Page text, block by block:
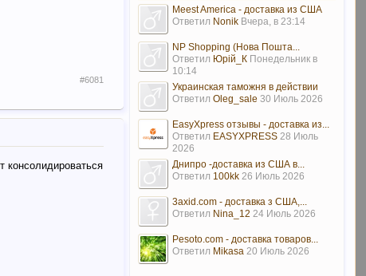
#6081
консолидироваться
Meest America - доставка из США
Ответил Nonik Вчера, в 23:14
NP Shopping (Нова Пошта...
Ответил Юрій_К Понедельник в
10:14
Украинская таможня в действии
Ответил Oleg_sale 30 Июль 2026
EasyXpress отзывы - доставка из...
Ответил EASYXPRESS 28 Июль
2026
Днипро -доставка из США в...
Ответил 100kk 26 Июль 2026
3axid.com - доставка з США,...
Ответил Nina_12 24 Июль 2026
Pesoto.com - доставка товаров...
Ответил Mikasa 20 Июль 2026